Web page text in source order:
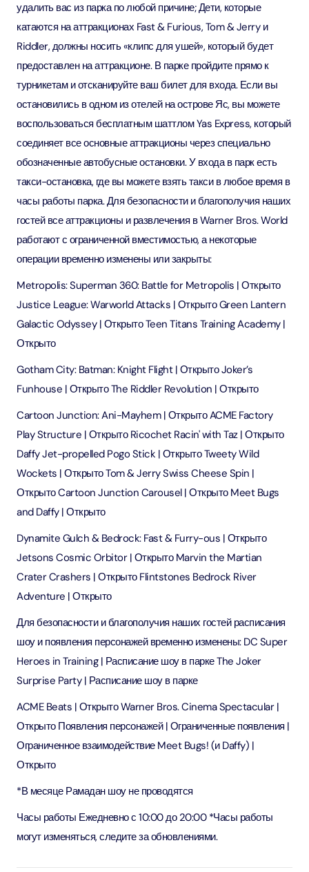
удалить вас из парка по любой причине; Дети, которые
катаются на аттракционах Fast & Furious, Tom & Jerry и
Riddler, должны носить «клипс для ушей», который будет
предоставлен на аттракционе. В парке пройдите прямо к
турникетам и отсканируйте ваш билет для входа. Если вы
остановились в одном из отелей на острове Яс, вы можете
воспользоваться бесплатным шаттлом Yas Express, который
соединяет все основные аттракционы через специально
обозначенные автобусные остановки. У входа в парк есть
такси-остановка, где вы можете взять такси в любое время в
часы работы парка. Для безопасности и благополучия наших
гостей все аттракционы и развлечения в Warner Bros. World
работают с ограниченной вместимостью, а некоторые
операции временно изменены или закрыты:
Metropolis: Superman 360: Battle for Metropolis | Открыто
Justice League: Warworld Attacks | Открыто Green Lantern
Galactic Odyssey | Открыто Teen Titans Training Academy |
Открыто
Gotham City: Batman: Knight Flight | Открыто Joker’s
Funhouse | Открыто The Riddler Revolution | Открыто
Cartoon Junction: Ani-Mayhem | Открыто ACME Factory
Play Structure | Открыто Ricochet Racin' with Taz | Открыто
Daffy Jet-propelled Pogo Stick | Открыто Tweety Wild
Wockets | Открыто Tom & Jerry Swiss Cheese Spin |
Открыто Cartoon Junction Carousel | Открыто Meet Bugs
and Daffy | Открыто
Dynamite Gulch & Bedrock: Fast & Furry-ous | Открыто
Jetsons Cosmic Orbitor | Открыто Marvin the Martian
Crater Crashers | Открыто Flintstones Bedrock River
Adventure | Открыто
Для безопасности и благополучия наших гостей расписания
шоу и появления персонажей временно изменены: DC Super
Heroes in Training | Расписание шоу в парке The Joker
Surprise Party | Расписание шоу в парке
ACME Beats | Открыто Warner Bros. Cinema Spectacular |
Открыто Появления персонажей | Ограниченные появления |
Ограниченное взаимодействие Meet Bugs! (и Daffy) |
Открыто
*В месяце Рамадан шоу не проводятся
Часы работы Ежедневно с 10:00 до 20:00 *Часы работы
могут изменяться, следите за обновлениями.